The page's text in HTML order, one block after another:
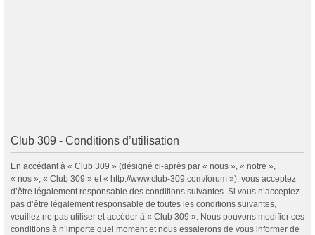
Club 309 - Conditions d’utilisation
En accédant à « Club 309 » (désigné ci-après par « nous », « notre »,
« nos », « Club 309 » et « http://www.club-309.com/forum »), vous acceptez
d’être légalement responsable des conditions suivantes. Si vous n’acceptez
pas d’être légalement responsable de toutes les conditions suivantes,
veuillez ne pas utiliser et accéder à « Club 309 ». Nous pouvons modifier ces
conditions à n’importe quel moment et nous essaierons de vous informer de